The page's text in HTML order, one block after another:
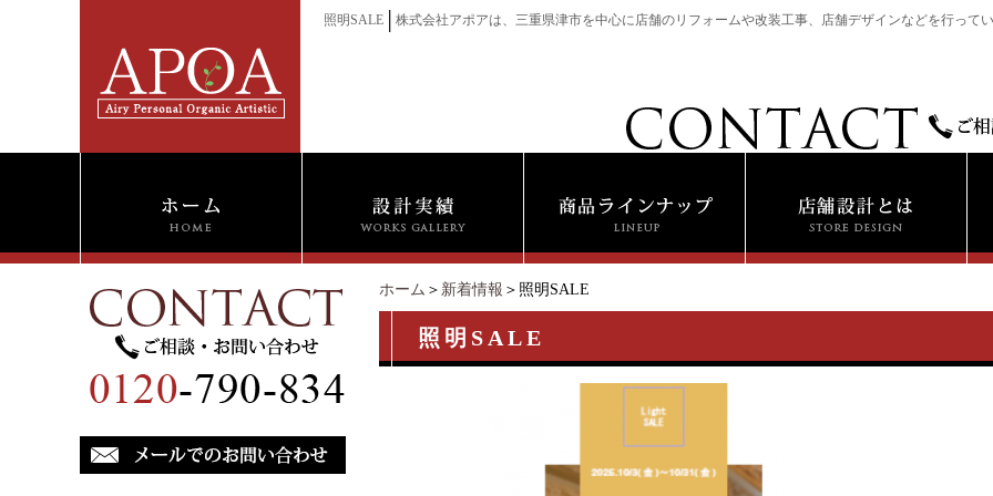
照明SALE 株式会社アポアは、三重県津市を中心に店舗のリフォームや改装工事、店舗デザインなどを行って
ホーム ＞ 新着情報 ＞照明SALE
照明SALE